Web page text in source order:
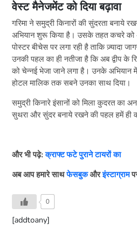
वेस्ट मैनेजमेंट को दिया बढ़ावा
गरिमा ने समुद्री किनारों की सुंदरता बनाये
अभियान शुरू किया है। उसके तहत कचरे
पोस्टर बीचेस पर लगा रही है ताकि ज़्यादा
उनकी पहल का ही नतीजा है कि अब द्वीप के
को चेन्नई भेजा जाने लगा है। उनके अभियान
होटल मालिक तक सबने उनका साथ दिया।
समुद्री किनारे इंसानों को मिला कुदरत का
सुथरा और सुंदर बनाये रखने की पहल हमें ही
औरभीपढ़े:क्राफ्ट फटे पुराने टायरों का
अबआपहमारेसाथफेसबुकऔरइंस्टाग्राम
0
[addtoany]